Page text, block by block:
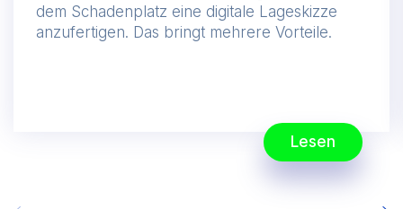
dem Schadenplatz eine digitale Lageskizze
anzufertigen. Das bringt mehrere Vorteile.
Lesen